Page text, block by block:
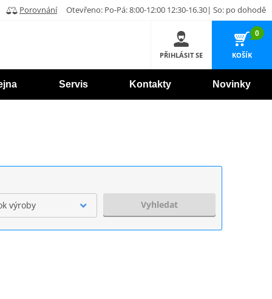
Porovnání Otevřeno: Po-Pá: 8:00-12:00 12:30-16.30| So: po dohodě
PŘIHLÁSIT SE
0
KOŠÍK
Servis Kontakty Novinky
výroby Vyhledat